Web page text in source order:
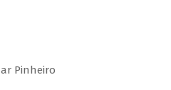
Pinheiro